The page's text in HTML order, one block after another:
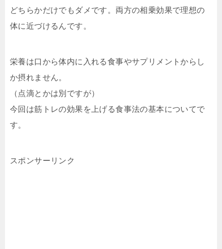
どちらかだけでもダメです。両方の相乗効果で理想の
体に近づけるんです。
栄養は口から体内に入れる食事やサプリメントからし
か摂れません。
（点滴とかは別ですが）
今回は筋トレの効果を上げる食事法の基本についてで
す。
スポンサーリンク